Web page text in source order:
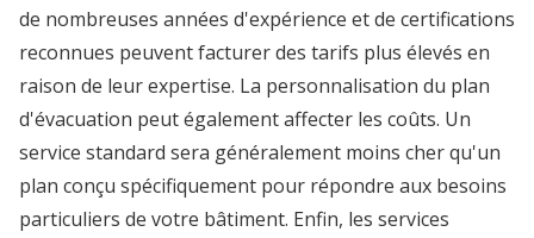
de nombreuses années d'expérience et de certifications
reconnues peuvent facturer des tarifs plus élevés en
raison de leur expertise. La personnalisation du plan
d'évacuation peut également affecter les coûts. Un
service standard sera généralement moins cher qu'un
plan conçu spécifiquement pour répondre aux besoins
particuliers de votre bâtiment. Enfin, les services